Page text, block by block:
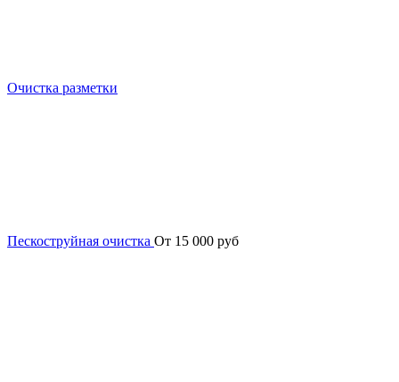
Очистка разметки
Пескоструйная очистка От 15 000 руб